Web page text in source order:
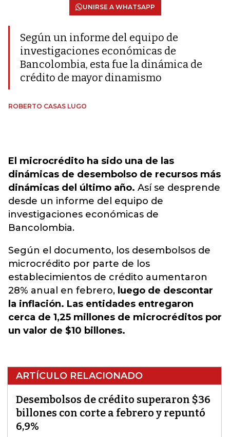
UNIRSE A WHATSAPP
Según un informe del equipo de
investigaciones económicas de
Bancolombia, esta fue la dinámica de
crédito de mayor dinamismo
ROBERTO CASAS LUGO
El microcrédito ha sido una de las
dinámicas de desembolso de recursos más
dinámicas del último año. Así se desprende
desde un informe del equipo de
investigaciones económicas de
Bancolombia.
Según el documento, los desembolsos de
microcrédito por parte de los
establecimientos de crédito aumentaron
28% anual en febrero, luego de descontar
la inflación. Las entidades entregaron
cerca de 1,25 millones de microcréditos por
un valor de $10 billones.
ARTÍCULO RELACIONADO
Desembolsos de crédito superaron $36
billones con corte a febrero y repuntó
6,9%